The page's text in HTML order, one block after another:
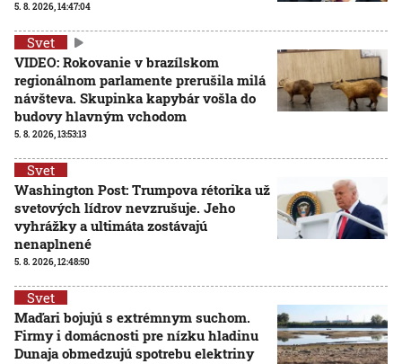
5. 8. 2026, 14:47:04
Svet
VIDEO: Rokovanie v brazílskom
regionálnom parlamente prerušila milá
návšteva. Skupinka kapybár vošla do
budovy hlavným vchodom
5. 8. 2026, 13:53:13
Svet
Washington Post: Trumpova rétorika už
svetových lídrov nevzrušuje. Jeho
vyhrážky a ultimáta zostávajú
nenaplnené
5. 8. 2026, 12:48:50
Svet
Maďari bojujú s extrémnym suchom.
Firmy i domácnosti pre nízku hladinu
Dunaja obmedzujú spotrebu elektriny